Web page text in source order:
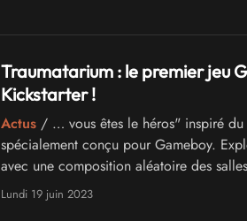
Traumatarium : le premier jeu
Kickstarter !
Actus/ … vous êtes le héros" inspiré du
spécialement conçu pour Gameboy.
avec une composition aléatoire des
plus, vous …
Lundi 19 juin 2023